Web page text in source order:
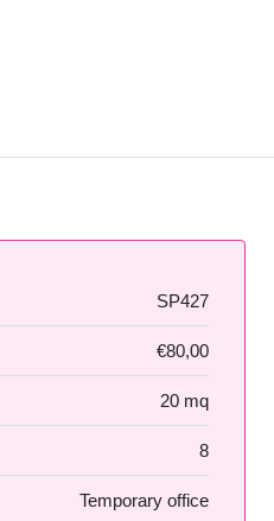
SP427
€80,00
20 mq
8
Temporary office